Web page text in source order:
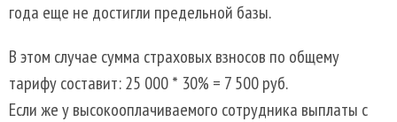
года еще не достигли предельной базы.
В этом случае сумма страховых взносов по общему
тарифу составит: 25 000 * 30% = 7 500 руб.
Если же у высокооплачиваемого сотрудника выплаты с